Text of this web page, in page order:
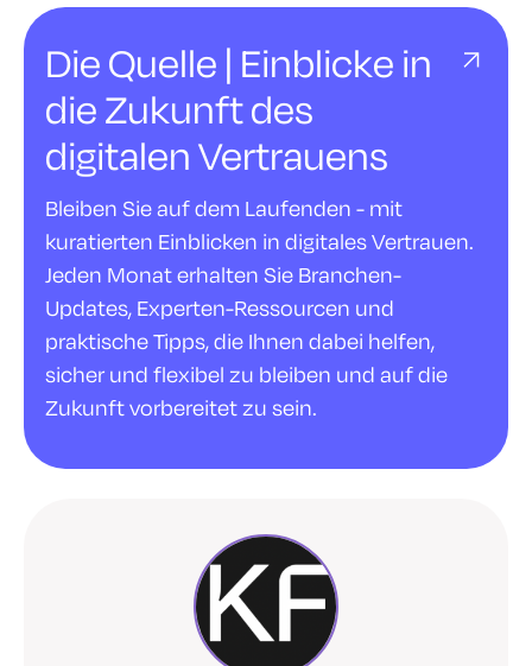
Die Quelle | Einblicke in
die Zukunft des
digitalen Vertrauens
Bleiben Sie auf dem Laufenden - mit
kuratierten Einblicken in digitales Vertrauen.
Jeden Monat erhalten Sie Branchen-
Updates, Experten-Ressourcen und
praktische Tipps, die Ihnen dabei helfen,
sicher und flexibel zu bleiben und auf die
Zukunft vorbereitet zu sein.